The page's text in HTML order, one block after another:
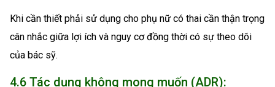
Khi cần thiết phải sử dụng cho phụ nữ có thai cần thận trọng
cân nhắc giữa lợi ích và nguy cơ đồng thời có sự theo dõi
của bác sỹ.
4.6 Tác dụng không mong muốn (ADR):